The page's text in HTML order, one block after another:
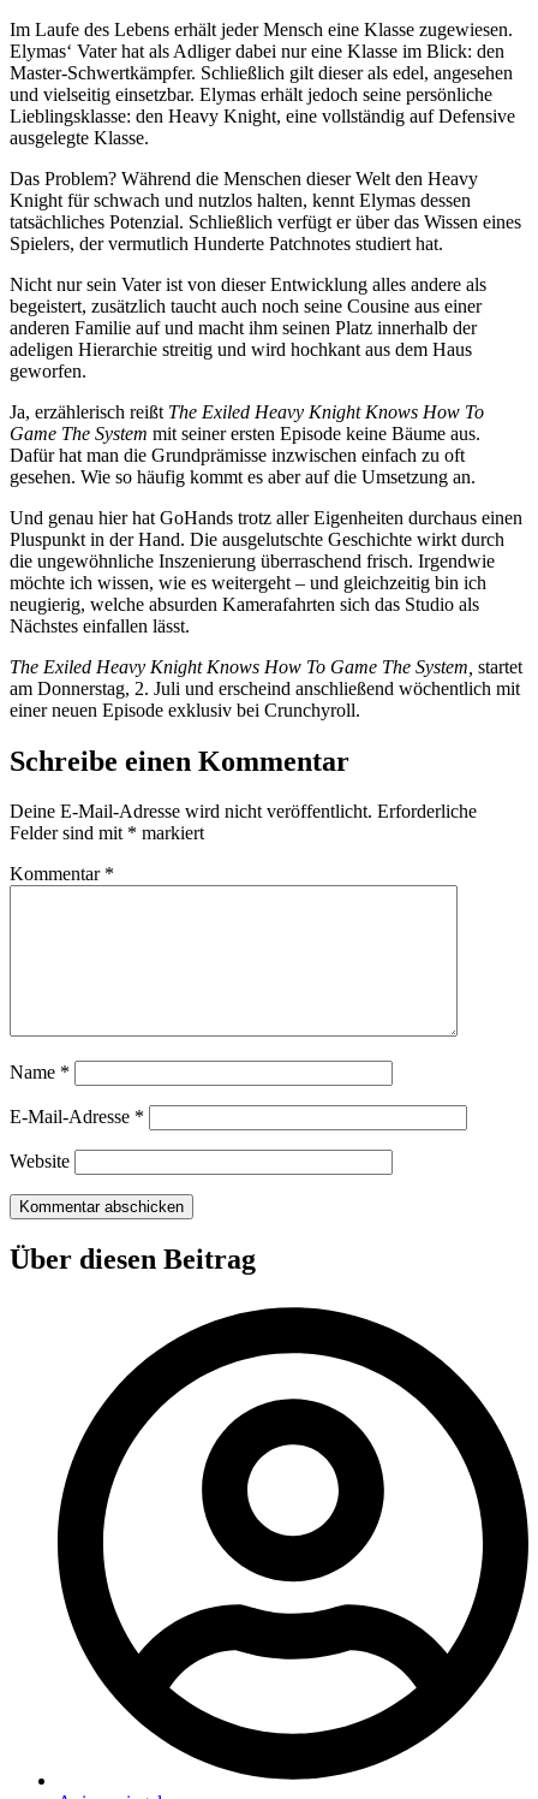
Im Laufe des Lebens erhält jeder Mensch eine Klasse zugewiesen.
Elymas‘ Vater hat als Adliger dabei nur eine Klasse im Blick: den
Master-Schwertkämpfer. Schließlich gilt dieser als edel, angesehen
und vielseitig einsetzbar. Elymas erhält jedoch seine persönliche
Lieblingsklasse: den Heavy Knight, eine vollständig auf Defensive
ausgelegte Klasse.
Das Problem? Während die Menschen dieser Welt den Heavy
Knight für schwach und nutzlos halten, kennt Elymas dessen
tatsächliches Potenzial. Schließlich verfügt er über das Wissen eines
Spielers, der vermutlich Hunderte Patchnotes studiert hat.
Nicht nur sein Vater ist von dieser Entwicklung alles andere als
begeistert, zusätzlich taucht auch noch seine Cousine aus einer
anderen Familie auf und macht ihm seinen Platz innerhalb der
adeligen Hierarchie streitig und wird hochkant aus dem Haus
geworfen.
Ja, erzählerisch reißt The Exiled Heavy Knight Knows How To
Game The System mit seiner ersten Episode keine Bäume aus.
Dafür hat man die Grundprämisse inzwischen einfach zu oft
gesehen. Wie so häufig kommt es aber auf die Umsetzung an.
Und genau hier hat GoHands trotz aller Eigenheiten durchaus einen
Pluspunkt in der Hand. Die ausgelutschte Geschichte wirkt durch
die ungewöhnliche Inszenierung überraschend frisch. Irgendwie
möchte ich wissen, wie es weitergeht – und gleichzeitig bin ich
neugierig, welche absurden Kamerafahrten sich das Studio als
Nächstes einfallen lässt.
The Exiled Heavy Knight Knows How To Game The System, startet
am Donnerstag, 2. Juli und erscheind anschließend wöchentlich mit
einer neuen Episode exklusiv bei Crunchyroll.
Schreibe einen Kommentar
Deine E-Mail-Adresse wird nicht veröffentlicht. Erforderliche
Felder sind mit * markiert
Kommentar *
Name *
E-Mail-Adresse *
Website
Über diesen Beitrag